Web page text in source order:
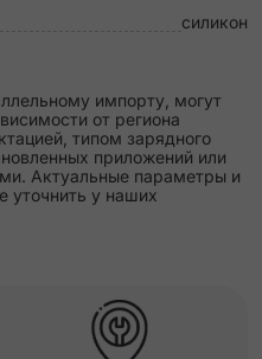
силикон
импорту, могут
от региона
типом зарядного
приложений или
Актуальные параметры и
уточнить у наших